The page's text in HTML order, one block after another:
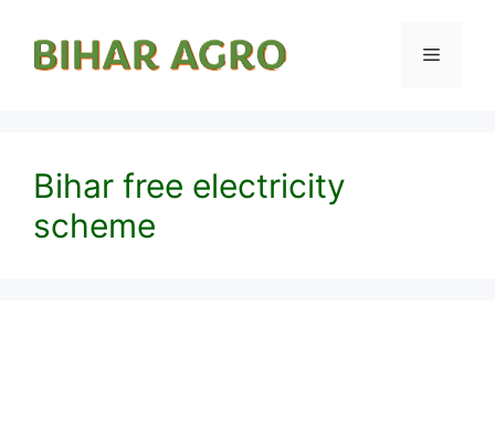
Bihar free electricity
scheme